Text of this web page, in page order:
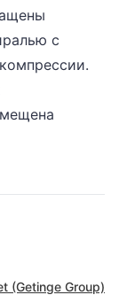
с
(Getinge Group)